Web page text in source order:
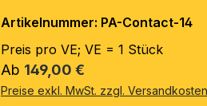
Artikelnummer: PA-Contact-14
Preis pro VE; VE = 1 Stück
Regulärer Preis:
Ab 149,00 €
Preise exkl. MwSt. zzgl. Versandkosten